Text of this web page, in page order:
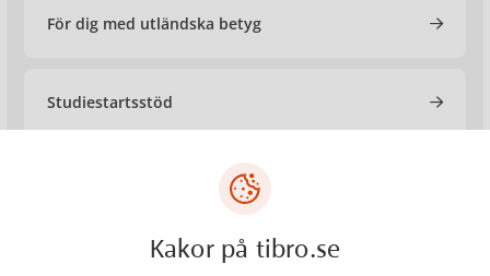
För dig med utländska betyg
Studiestartsstöd
Studie- och yrkesvägledning
Kakor på tibro.se